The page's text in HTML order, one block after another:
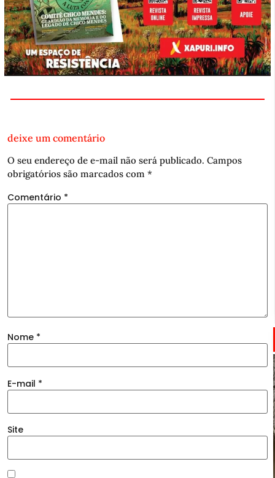
deixe um comentário
O seu endereço de e-mail não será publicado. Campos
obrigatórios são marcados com *
Comentário *
Nome *
E-mail *
Site